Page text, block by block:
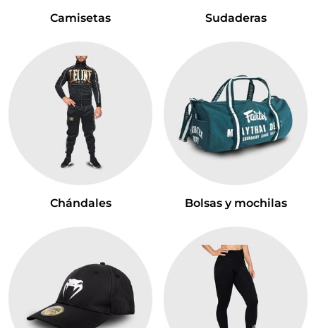
Camisetas Sudaderas
Chándales Bolsas y mochilas